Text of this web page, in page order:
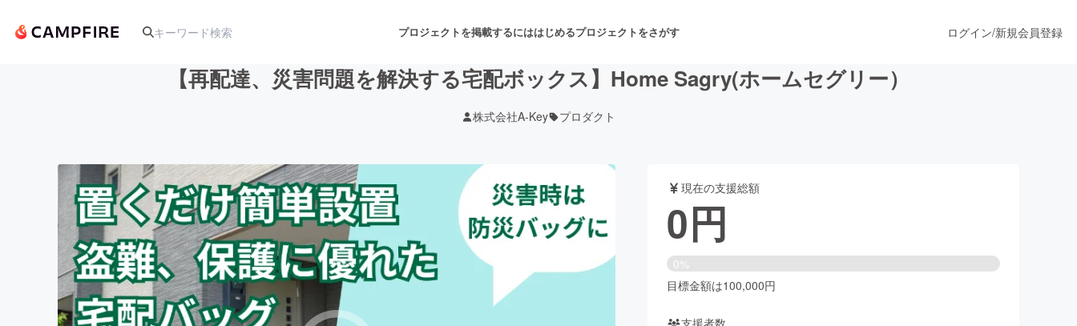
プロジェクトを掲載するにははじめるプロジェクトをさがす
アート・写真 音楽 舞台・パフォーマンス
テクノロジー・ガジェット ゲーム・サービス開発 フード・飲食店
映像・映画 書籍・雑誌出版
ログイン/新規会員登録
【再配達、災害問題を解決する宅配ボックス】Home Sagry(ホームセグリー）
株式会社A-Key プロダクト
現在の支援総額
0円
0%
目標金額は100,000円
支援者数